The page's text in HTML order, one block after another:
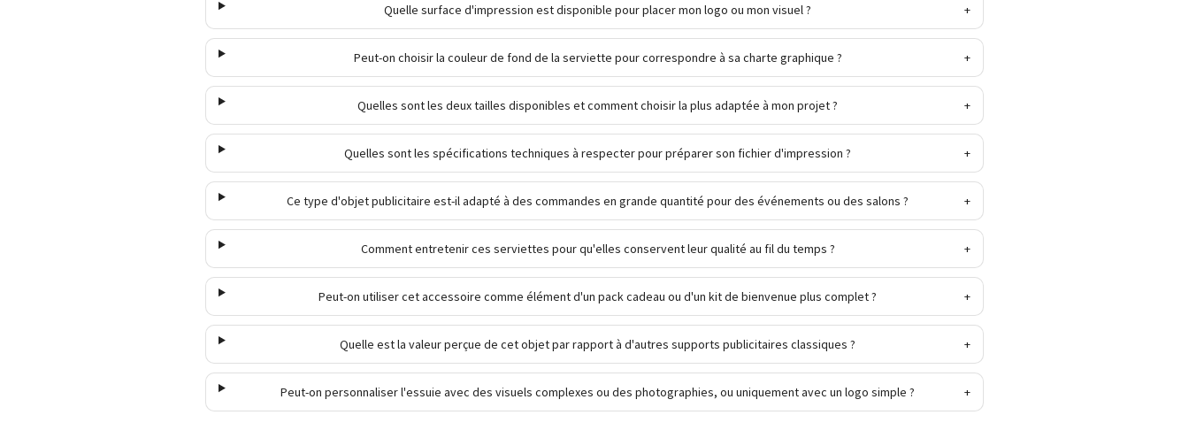
Quelle surface d'impression est disponible pour placer mon logo ou mon visuel ? +
Peut-on choisir la couleur de fond de la serviette pour correspondre à sa charte graphique ? +
Quelles sont les deux tailles disponibles et comment choisir la plus adaptée à mon projet ? +
Quelles sont les spécifications techniques à respecter pour préparer son fichier d'impression ? +
Ce type d'objet publicitaire est-il adapté à des commandes en grande quantité pour des événements ou des salons ? +
Comment entretenir ces serviettes pour qu'elles conservent leur qualité au fil du temps ? +
Peut-on utiliser cet accessoire comme élément d'un pack cadeau ou d'un kit de bienvenue plus complet ? +
Quelle est la valeur perçue de cet objet par rapport à d'autres supports publicitaires classiques ? +
Peut-on personnaliser l'essuie avec des visuels complexes ou des photographies, ou uniquement avec un logo simple ? +